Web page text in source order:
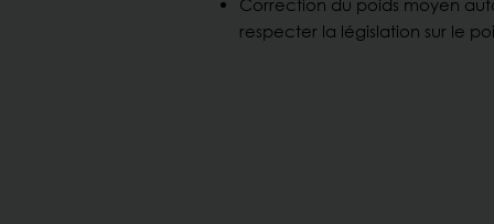
Correction du poids moyen
respecter la législation sur le